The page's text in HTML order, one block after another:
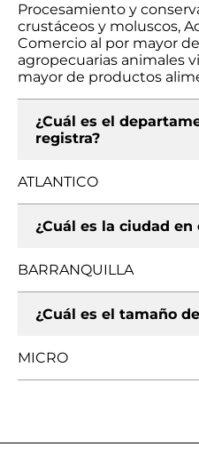
Procesamiento y
crustáceos y moluscos,
Comercio al por mayor
agropecuarias animales
mayor de productos
¿Cuál es el
registra?
ATLANTICO
¿Cuál es la ciudad
BARRANQUILLA
¿Cuál es el tamaño
MICRO